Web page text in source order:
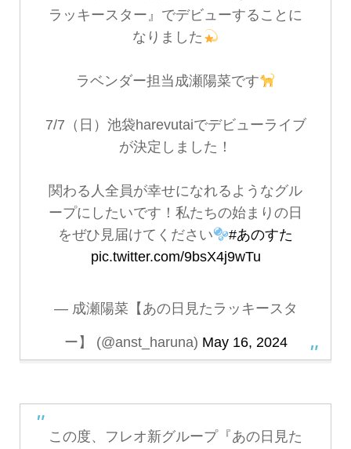
ラッキースター』でデビューすることに
なりました
ラベンダー担当成瀬陽菜です
7/7（日）池袋harevutaiでデビューライブ
が決定しました！
関わる人全員が幸せになれるようなグル
ープにしたいです！私たちの始まりの日
をぜひ見届けてください
#あのすた
pic.twitter.com/9bsX4j9wTu
— 成瀬陽菜【あの日見たラッキースタ
ー】 (@anst_haruna) May 16, 2024
この度、フレオ新グループ『あの日見た